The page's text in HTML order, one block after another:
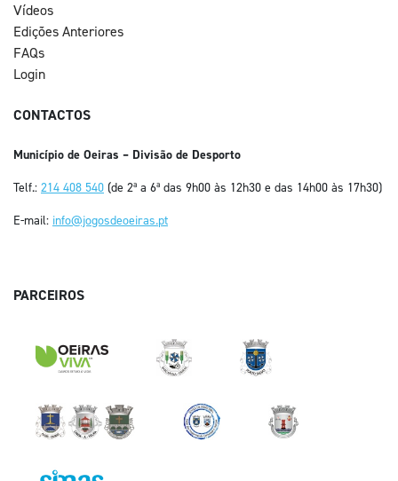
Vídeos
Edições Anteriores
FAQs
Login
CONTACTOS
Município de Oeiras – Divisão de Desporto
Telf.: 214 408 540 (de 2ª a 6ª das 9h00 às 12h30 e das 14h00 às 17h30)
E-mail: info@jogosdeoeiras.pt
PARCEIROS